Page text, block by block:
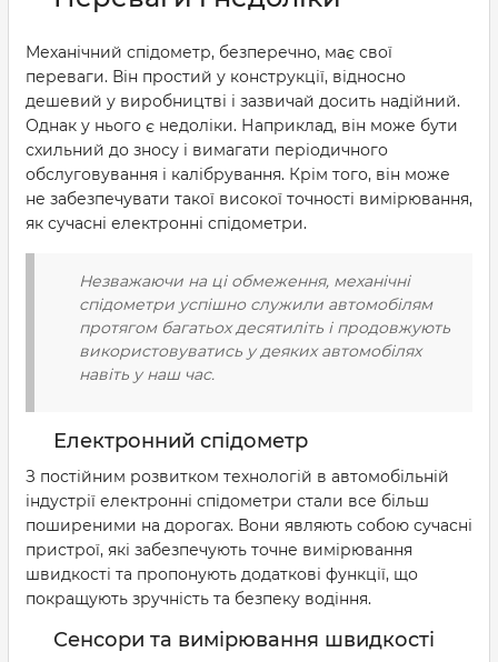
Механічний спідометр, безперечно, має свої
переваги. Він простий у конструкції, відносно
дешевий у виробництві і зазвичай досить надійний.
Однак у нього є недоліки. Наприклад, він може бути
схильний до зносу і вимагати періодичного
обслуговування і калібрування. Крім того, він може
не забезпечувати такої високої точності вимірювання,
як сучасні електронні спідометри.
Незважаючи на ці обмеження, механічні
спідометри успішно служили автомобілям
протягом багатьох десятиліть і продовжують
використовуватись у деяких автомобілях
навіть у наш час.
Електронний спідометр
З постійним розвитком технологій в автомобільній
індустрії електронні спідометри стали все більш
поширеними на дорогах. Вони являють собою сучасні
пристрої, які забезпечують точне вимірювання
швидкості та пропонують додаткові функції, що
покращують зручність та безпеку водіння.
Сенсори та вимірювання швидкості